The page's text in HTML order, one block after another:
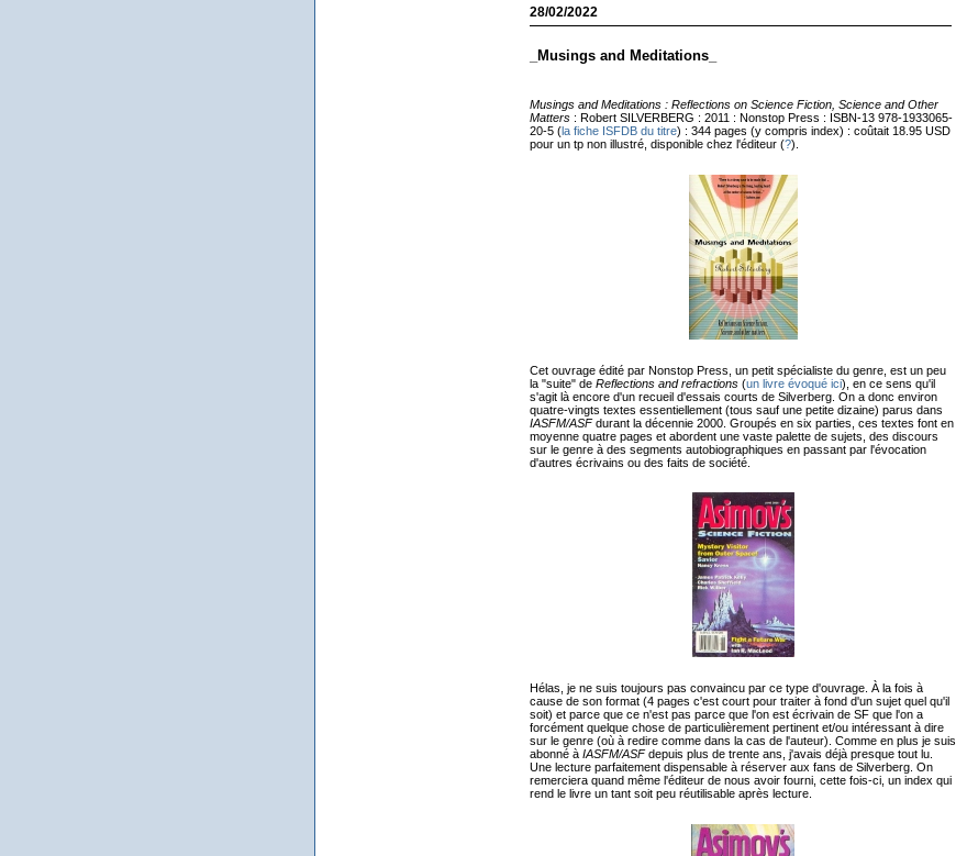
28/02/2022
_Musings and Meditations_
Musings and Meditations : Reflections on Science Fiction, Science and Other
Matters: Robert SILVERBERG : 2011 : Nonstop Press : ISBN-13 978-1933065-
20-5 (la fiche ISFDB du titre) : 344 pages (y compris index) : coûtait 18.95 USD
pour un tp non illustré, disponible chez l'éditeur (?).
Cet ouvrage édité par Nonstop Press, un petit spécialiste du genre, est un peu
la "suite" de Reflections and refractions(un livre évoqué ici), en ce sens qu'il
s'agit là encore d'un recueil d'essais courts de Silverberg. On a donc environ
quatre-vingts textes essentiellement (tous sauf une petite dizaine) parus dans
IASFM/ASFdurant la décennie 2000. Groupés en six parties, ces textes font en
moyenne quatre pages et abordent une vaste palette de sujets, des discours
sur le genre à des segments autobiographiques en passant par l'évocation
d'autres écrivains ou des faits de société.
Hélas, je ne suis toujours pas convaincu par ce type d'ouvrage. À la fois à
cause de son format (4 pages c'est court pour traiter à fond d'un sujet quel qu'il
soit) et parce que ce n'est pas parce que l'on est écrivain de SF que l'on a
forcément quelque chose de particulièrement pertinent et/ou intéressant à dire
sur le genre (où à redire comme dans la cas de l'auteur). Comme en plus je suis
abonné à IASFM/ASFdepuis plus de trente ans, j'avais déjà presque tout lu.
Une lecture parfaitement dispensable à réserver aux fans de Silverberg. On
remerciera quand même l'éditeur de nous avoir fourni, cette fois-ci, un index qui
rend le livre un tant soit peu réutilisable après lecture.